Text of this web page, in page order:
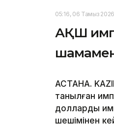
05:16, 06 Тамыз 2026
АҚШ
АСТАНА.
танылған
долларды
шешімінен